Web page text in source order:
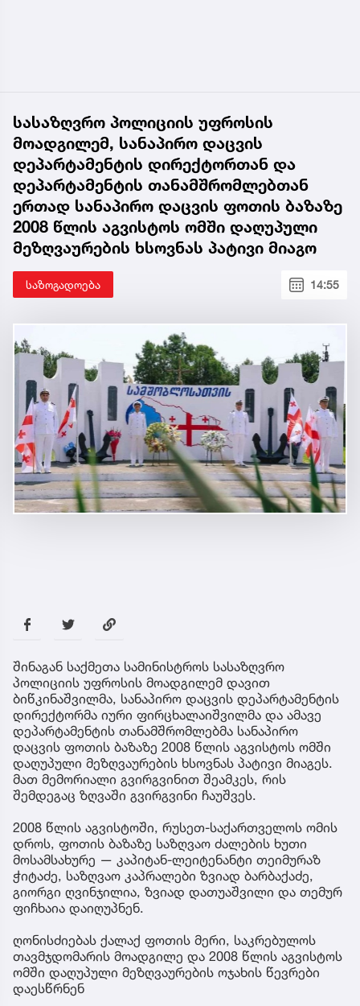
სასაზღვრო პოლიციის უფროსის
მოადგილემ, სანაპირო დაცვის
დეპარტამენტის დირექტორთან და
დეპარტამენტის თანამშრომლებთან
ერთად სანაპირო დაცვის ფოთის ბაზაზე
2008 წლის აგვისტოს ომში დაღუპული
მეზღვაურების ხსოვნას პატივი მიაგო
საზოგადოება 14:55
შინაგან საქმეთა სამინისტროს სასაზღვრო
პოლიციის უფროსის მოადგილემ დავით
ბიწკინაშვილმა, სანაპირო დაცვის დეპარტამენტის
დირექტორმა იური ფირცხალაიშვილმა და ამავე
დეპარტამენტის თანამშრომლებმა სანაპირო
დაცვის ფოთის ბაზაზე 2008 წლის აგვისტოს ომში
დაღუპული მეზღვაურების ხსოვნას პატივი მიაგეს.
მათ მემორიალი გვირგვინით შეამკეს, რის
შემდეგაც ზღვაში გვირგვინი ჩაუშვეს.
2008 წლის აგვისტოში, რუსეთ-საქართველოს ომის
დროს, ფოთის ბაზაზე საზღვაო ძალების ხუთი
მოსამსახურე — კაპიტან-ლეიტენანტი თეიმურაზ
ჭიტაძე, საზღვაო კაპრალები ზვიად ბარბაქაძე,
გიორგი ღვინჯილია, ზვიად დათუაშვილი და თემურ
ფიჩხაია დაიღუპნენ.
ღონისძიებას ქალაქ ფოთის მერი, საკრებულოს
თავმჯდომარის მოადგილე და 2008 წლის აგვისტოს
ომში დაღუპული მეზღვაურების ოჯახის წევრები
დაესწრნენ